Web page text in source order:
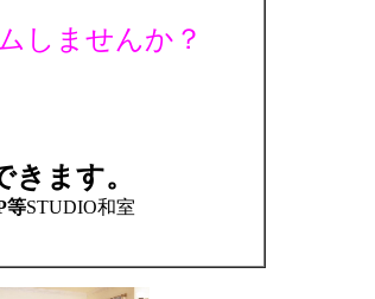
しませんか？
ます。
等STUDIO和室